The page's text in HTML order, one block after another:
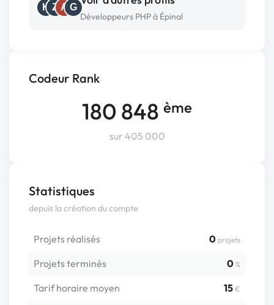
Codeur Rank
180 848 ème
sur 405 000
Statistiques
depuis la création du compte
Projets réalisés 0 projets
Projets terminés 0 %
Tarif horaire moyen 15 €
K Z A G
Développeurs PHP à Épinal